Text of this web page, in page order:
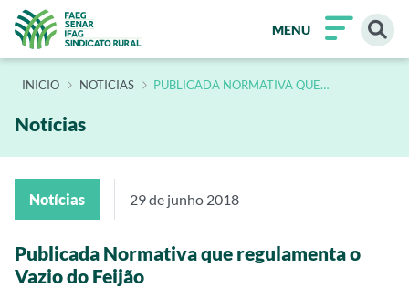
MENU
INÍCIO NOTICIAS PUBLICADA NORMATIVA QUE
REGULAMENTA O VAZIO SANITARIO DO
Notícias
Notícias 29 de junho 2018
Publicada Normativa que regulamenta o
Vazio do Feijão